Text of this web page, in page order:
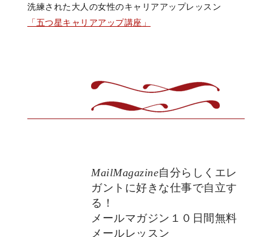
洗練された大人の女性のキャリアアップレッスン
「五つ星キャリアアップ講座」
MailMagazine自分らしくエレ
ガントに好きな仕事で自立す
る！
メールマガジン１０日間無料
メールレッスン